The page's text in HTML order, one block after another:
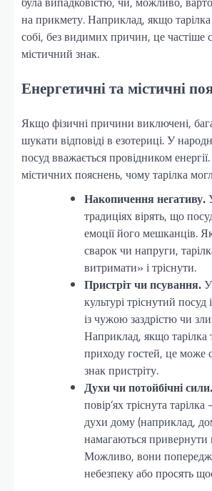
на прикмету. Наприклад, якщо тарілка
собі, без видимих причин, це частіше
містичний знак.
Енергетичні та містичні
Якщо фізичні причини виключені,
шукати відповіді в езотериці. У
посуд вважається провідником
містичних пояснень, чому тарілка
Накопичення негативу.
традиціях вірять, що
емоції його мешканців.
сварок чи напруги,
витримати» і тріснути.
Пристріт чи псування.
культурі тріснутий посуд
із чужою заздрістю чи
Наприклад, якщо тарілка
приходу гостей, це може
знак пристріту.
Духи чи потойбічні сили.
повір’ях тріснута
духи дому (наприклад,
намагаються привернути
Можливо, вони
небезпеку або просять